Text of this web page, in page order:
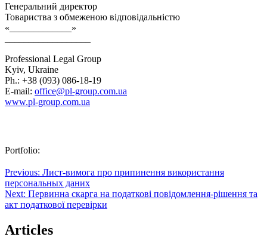
Генеральний директор
Товариства з обмеженою відповідальністю
«_____________»
Professional Legal Group
Kyiv, Ukraine
Ph.: +38 (093) 086-18-19
E-mail: office@pl-group.com.ua
www.pl-group.com.ua
Portfolio:
Post
navigation
Previous: Лист-вимога про припинення використання
персональных даних
Next: Первинна скарга на податкові повідомлення-рішення та
акт податкової перевірки
Articles